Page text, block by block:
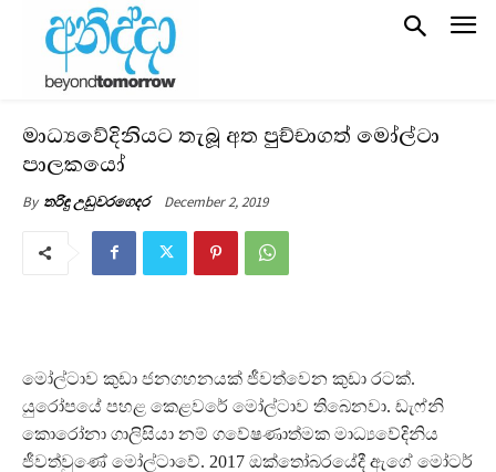
මාධ්‍යවේදිනියට තැබූ අත පුච්චාගත් මෝල්ටා
පාලකයෝ
By තරිඳු උඩුවරගෙදර December 2, 2019
මෝල්ටාව කුඩා ජනගහනයක් ජීවත්වෙන කුඩා රටක්.
යුරෝපයේ පහළ කෙළවරේ මෝල්ටාව තිබෙනවා. ඩැෆ්නි
කොරෝනා ගාලිසියා නම් ගවේෂණාත්මක මාධ්‍යවේදිනිය
ජීවත්වුණේ මෝල්ටාවේ. 2017 ඔක්තෝබරයේදී ඇගේ මෝටර්